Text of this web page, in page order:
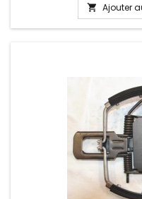
 Ajouter